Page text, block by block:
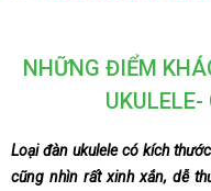
NHỮNG ĐIỂM
Loại đàn ukulele có kích
cũng nhìn rất xinh xắn, dễ